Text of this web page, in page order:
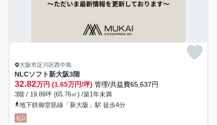
大阪市淀川区西中島
NLCソフト新大阪3階
32.82万円 (1.65万円/坪) 管理/共益費65,637円
3階 / 19.89坪 (65.76㎡) /築1年未満
地下鉄御堂筋線「新大阪」駅 徒歩4分
礼0